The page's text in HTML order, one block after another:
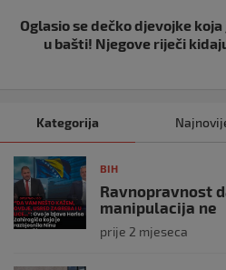
Oglasio se dečko djevojke
u bašti! Njegove riječi
Kategorija
BIH
Ravnopravnost
manipulacija ne
prije 2 mjeseca